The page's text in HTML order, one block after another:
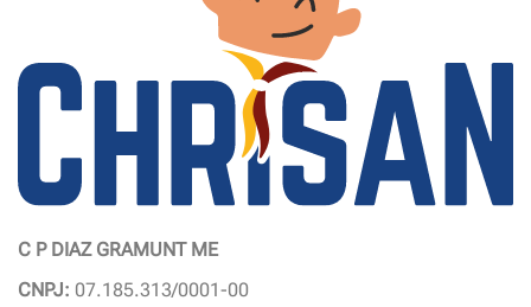
escolhidas
do
C P DIAZ GRAMUNT ME
CNPJ: 07.185.313/0001-00